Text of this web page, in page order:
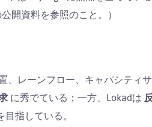
開資料を参照のこと。）
、レーンフロー、キャパシティ
に秀でている；一方、Lokadは
指している。